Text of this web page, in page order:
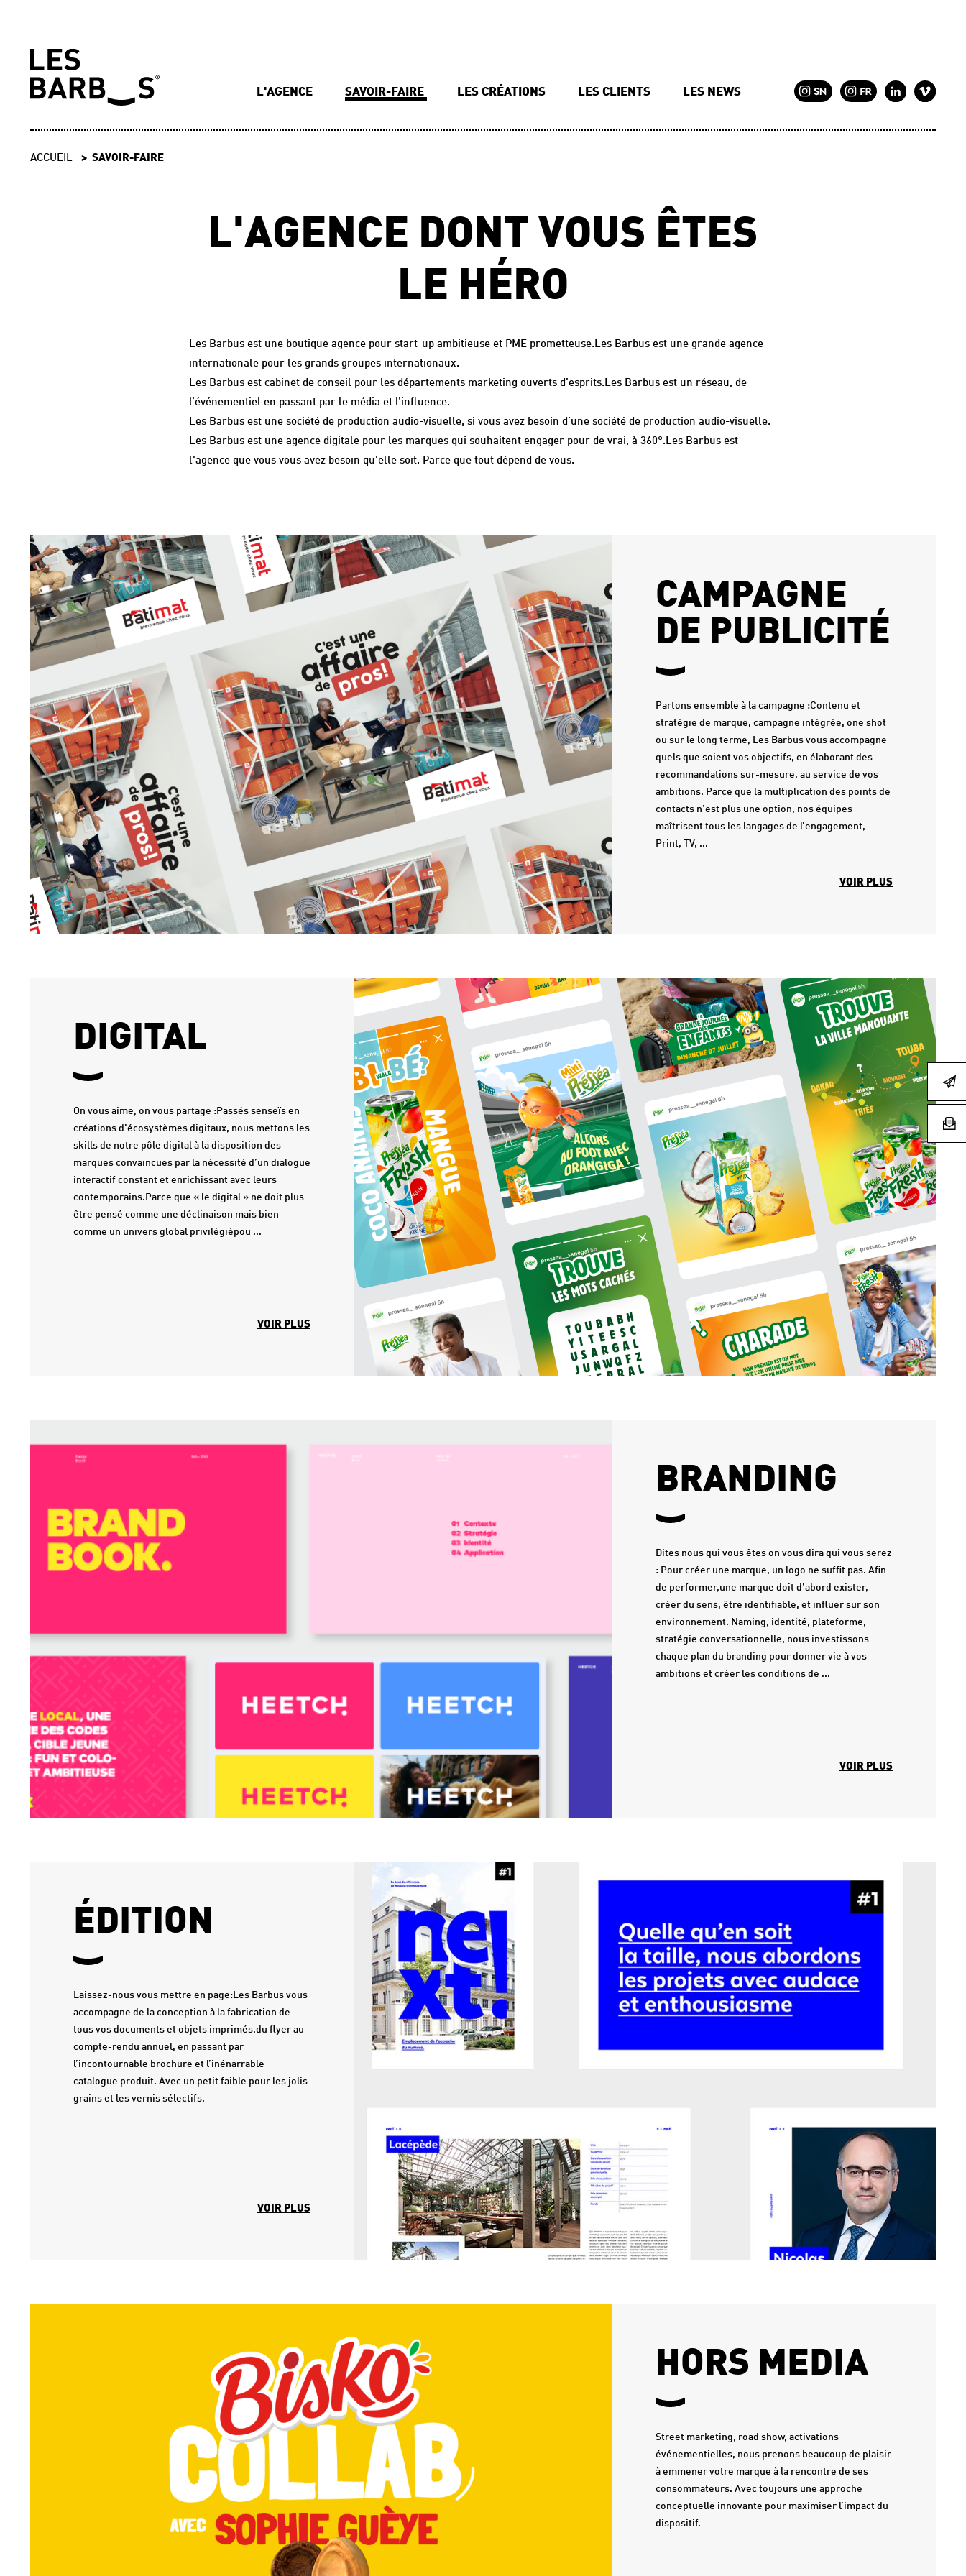
L'AGENCE SAVOIR-FAIRE LES CRÉATIONS LES CLIENTS LES NEWS
ACCUEIL SAVOIR-FAIRE
L'AGENCE DONT VOUS ÊTES
LE HÉRO
Les Barbus est une boutique agence pour start-up ambitieuse et PME prometteuse.Les Barbus est une grande agence
internationale pour les grands groupes internationaux.
Les Barbus est cabinet de conseil pour les départements marketing ouverts d’esprits.Les Barbus est un réseau, de
l’événementiel en passant par le média et l’influence.
Les Barbus est une société de production audio-visuelle, si vous avez besoin d’une société de production audio-visuelle.
Les Barbus est une agence digitale pour les marques qui souhaitent engager pour de vrai, à 360°.Les Barbus est
l'agence que vous vous avez besoin qu'elle soit. Parce que tout dépend de vous.
CAMPAGNE
DE PUBLICITÉ
Partons ensemble à la campagne :Contenu et
stratégie de marque, campagne intégrée, one shot
ou sur le long terme, Les Barbus vous accompagne
quels que soient vos objectifs, en élaborant des
recommandations sur-mesure, au service de vos
ambitions. Parce que la multiplication des points de
contacts n’est plus une option, nos équipes
maîtrisent tous les langages de l’engagement,
Print, TV, ...
VOIR PLUS
DIGITAL
On vous aime, on vous partage :Passés senseïs en
créations d’écosystèmes digitaux, nous mettons les
skills de notre pôle digital à la disposition des
marques convaincues par la nécessité d’un dialogue
interactif constant et enrichissant avec leurs
contemporains.Parce que « le digital » ne doit plus
être pensé comme une déclinaison mais bien
comme un univers global privilégiépou ...
VOIR PLUS
BRANDING
Dites nous qui vous êtes on vous dira qui vous serez
: Pour créer une marque, un logo ne suffit pas. Afin
de performer,une marque doit d’abord exister,
créer du sens, être identifiable, et influer sur son
environnement. Naming, identité, plateforme,
stratégie conversationnelle, nous investissons
chaque plan du branding pour donner vie à vos
ambitions et créer les conditions de ...
VOIR PLUS
ÉDITION
Laissez-nous vous mettre en page:Les Barbus vous
accompagne de la conception à la fabrication de
tous vos documents et objets imprimés,du flyer au
compte-rendu annuel, en passant par
l’incontournable brochure et l’inénarrable
catalogue produit. Avec un petit faible pour les jolis
grains et les vernis sélectifs.
VOIR PLUS
HORS MEDIA
Street marketing, road show, activations
événementielles, nous prenons beaucoup de plaisir
à emmener votre marque à la rencontre de ses
consommateurs. Avec toujours une approche
conceptuelle innovante pour maximiser l’impact du
dispositif.